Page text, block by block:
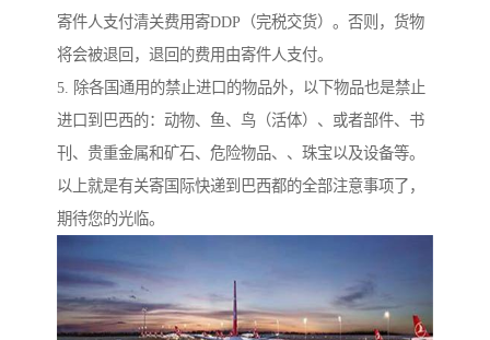
寄件人支付清关费用寄DDP（完税交货）。否则，货物
将会被退回，退回的费用由寄件人支付。
5. 除各国通用的禁止进口的物品外，以下物品也是禁止
进口到巴西的：动物、鱼、鸟（活体）、或者部件、书
刊、贵重金属和矿石、危险物品、、珠宝以及设备等。
以上就是有关寄国际快递到巴西都的全部注意事项了，
期待您的光临。